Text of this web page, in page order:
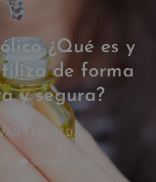
¿Qué es y
de forma
y segura?
FRESNEDA
Sin comentarios